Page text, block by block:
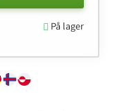
 På lager